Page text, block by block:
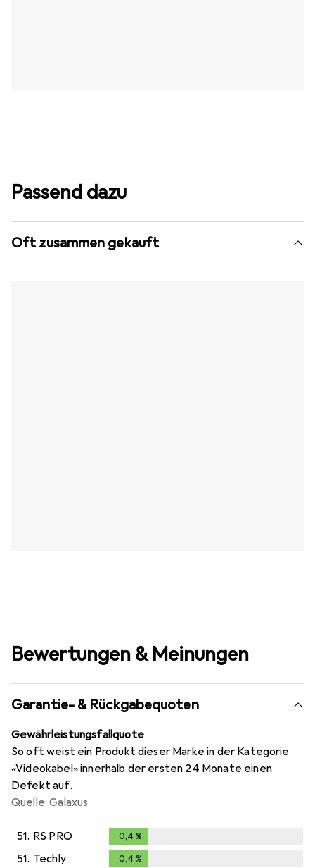
Passend dazu
Oft zusammen gekauft
Bewertungen & Meinungen
Garantie- & Rückgabequoten
Gewährleistungsfallquote
So oft weist ein Produkt dieser Marke in der Kategorie
«Videokabel» innerhalb der ersten 24 Monate einen
Defekt auf.
Quelle: Galaxus
51. RS PRO 0,4 %
51. Techly 0,4 %